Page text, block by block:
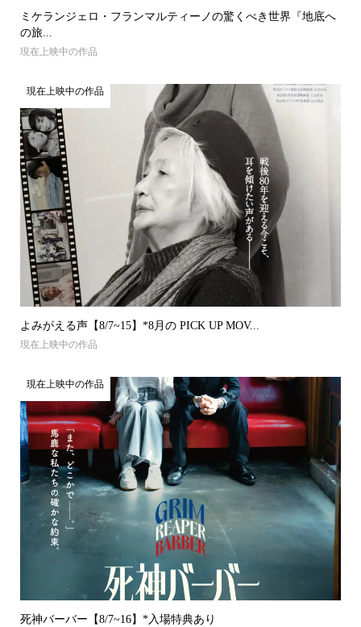
ミケランジェロ・フランマルティーノの驚くべき世界『地底へ
の旅...
現在上映中の作品
現在上映中の作品
よみがえる声【8/7~15】*8月の PICK UP MOV...
現在上映中の作品
現在上映中の作品
死神バーバー【8/7~16】*入場特典あり